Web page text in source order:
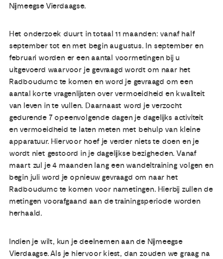
Nijmeegse Vierdaagse.
Het onderzoek duurt in totaal 11 maanden: vanaf half
september tot en met begin augustus. In september en
februari worden er een aantal voormetingen bij u
uitgevoerd waarvoor je gevraagd wordt om naar het
Radboudumc te komen en word je gevraagd om een
aantal korte vragenlijsten over vermoeidheid en kwaliteit
van leven in te vullen. Daarnaast word je verzocht
gedurende 7 opeenvolgende dagen je dagelijks activiteit
en vermoeidheid te laten meten met behulp van kleine
apparatuur. Hiervoor hoef je verder niets te doen en je
wordt niet gestoord in je dagelijkse bezigheden. Vanaf
maart zul je 4 maanden lang een wandeltraining volgen en
begin juli word je opnieuw gevraagd om naar het
Radboudumc te komen voor nametingen. Hierbij zullen de
metingen voorafgaand aan de trainingsperiode worden
herhaald.
Indien je wilt, kun je deelnemen aan de Nijmeegse
Vierdaagse. Als je hiervoor kiest, dan zouden we graag na